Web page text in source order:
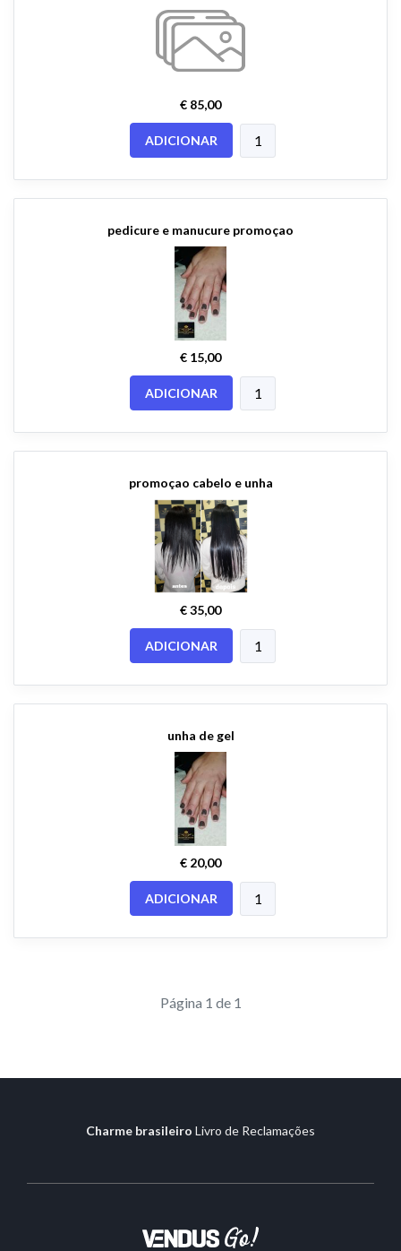
€ 85,00
ADICIONAR
pedicure e manucure promoçao
€ 15,00
ADICIONAR
promoçao cabelo e unha
€ 35,00
ADICIONAR
unha de gel
€ 20,00
ADICIONAR
Página 1 de 1
Charme brasileiro Livro de Reclamações